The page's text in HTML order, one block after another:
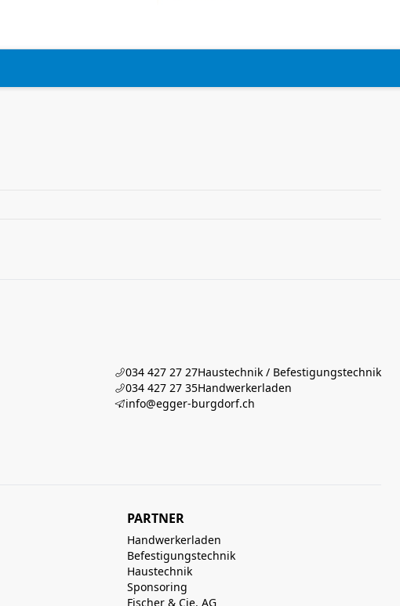
034 427 27 27Haustechnik / Befestigungstechnik
034 427 27 35Handwerkerladen
info@egger-burgdorf.ch
PARTNER
Handwerkerladen
Befestigungstechnik
Haustechnik
Sponsoring
Fischer & Cie. AG